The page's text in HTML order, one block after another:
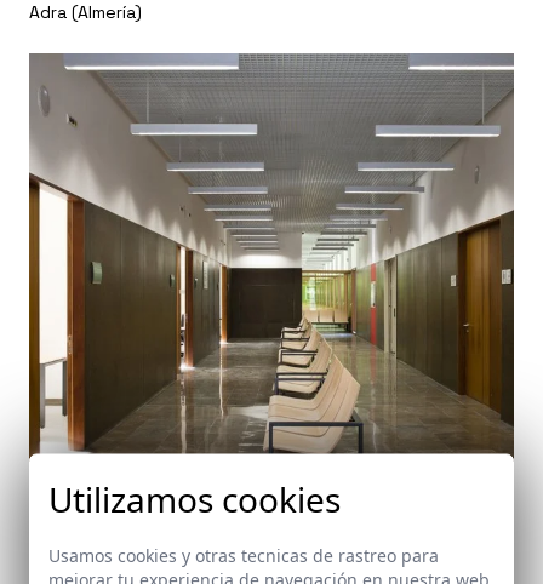
Adra (Almería)
Hospital Provincial de Almería
Utilizamos cookies
Usamos cookies y otras tecnicas de rastreo para
mejorar tu experiencia de navegación en nuestra web,